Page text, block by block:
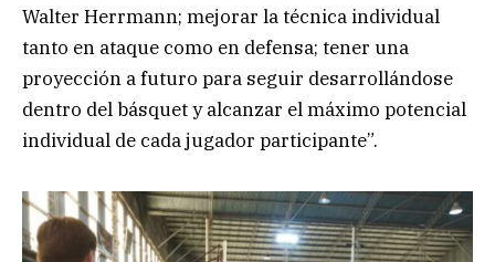
Walter Herrmann; mejorar la técnica individual
tanto en ataque como en defensa; tener una
proyección a futuro para seguir desarrollándose
dentro del básquet y alcanzar el máximo potencial
individual de cada jugador participante”.